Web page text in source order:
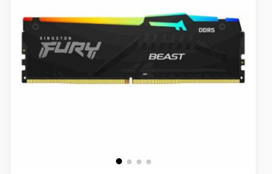
HERNÍ MYŠI
ROZŠIŘUJÍCÍ KARTY
OSVĚTLENÍ